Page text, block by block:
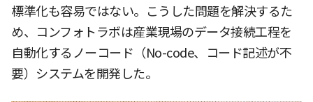
標準化も容易ではない。こうした問題を解決するた
め、コンフォトラボは産業現場のデータ接続工程を
自動化するノーコード（No-code、コード記述が不
要）システムを開発した。